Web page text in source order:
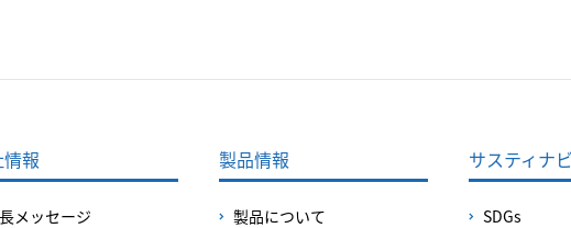
報
メッセージ
製品情報
製品について
サスティナ
SDGs